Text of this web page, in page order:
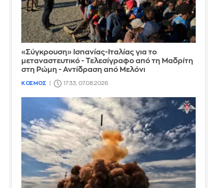
«Σύγκρουση» Ισπανίας-Ιταλίας για το
μεταναστευτικό - Τελεσίγραφο από τη Μαδρίτη
στη Ρώμη - Αντίδραση από Μελόνι
ΚΟΣΜΟΣ 17:33, 07.08.2026